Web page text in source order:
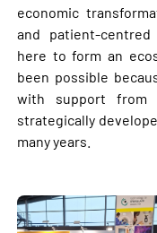
economic
and patient-
here to form an
been possible
with support from
strategically
many years.